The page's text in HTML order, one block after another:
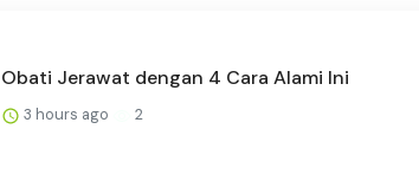
Obati Jerawat dengan 4 Cara Alami Ini
3 hours ago 2